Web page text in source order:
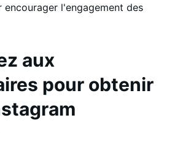
l'engagement des
aux
pour obtenir